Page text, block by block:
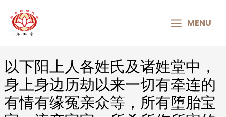
MENU
MENU
以下阳上人各姓氏及诸姓堂中，
身上身边历劫以来一切有牵连的
有情有缘冤亲众等，所有堕胎宝
Post
navigation